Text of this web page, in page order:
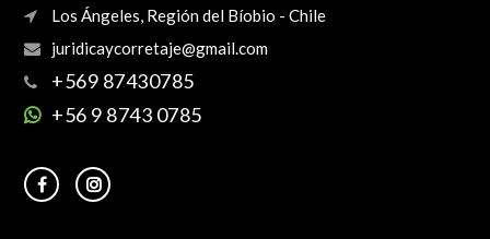
Los Ángeles, Región del Bíobio - Chile
+569 87430785
+56 9 8743 0785